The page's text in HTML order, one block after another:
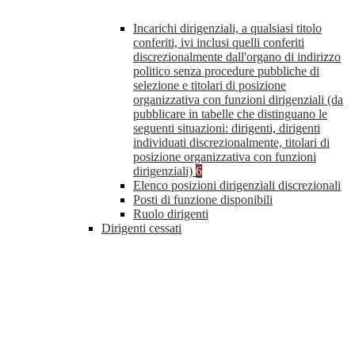
Incarichi dirigenziali, a qualsiasi titolo
conferiti, ivi inclusi quelli conferiti
discrezionalmente dall'organo di indirizzo
politico senza procedure pubbliche di
selezione e titolari di posizione
organizzativa con funzioni dirigenziali (da
pubblicare in tabelle che distinguano le
seguenti situazioni: dirigenti, dirigenti
individuati discrezionalmente, titolari di
posizione organizzativa con funzioni
dirigenziali) 6
Elenco posizioni dirigenziali discrezionali
Posti di funzione disponibili
Ruolo dirigenti
Dirigenti cessati